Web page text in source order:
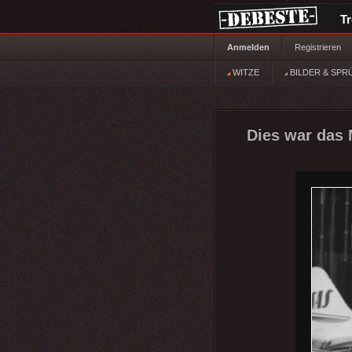
Anmelden Registrieren
WITZE BILDER &
Dies war das